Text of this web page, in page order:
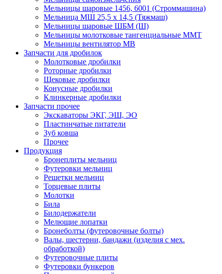
Мельницы шаровые 1456, 6001 (Строммашина)
Мельница МШ 25,5 х 14,5 (Тяжмаш)
Мельницы шаровые ШБМ (Ш)
Мельницы молотковые тангенциальные ММТ
Мельницы вентилятор МВ
Запчасти для дробилок
Молотковые дробилки
Роторные дробилки
Щековые дробилки
Конусные дробилки
Клинкерные дробилки
Запчасти прочее
Экскаваторы ЭКГ, ЭШ, ЭО
Пластинчатые питатели
Зуб ковша
Прочее
Продукция
Бронеплиты мельниц
Футеровки мельниц
Решетки мельниц
Торцевые плиты
Молотки
Била
Билодержатели
Мелющие лопатки
Бронеболты (футеровочные болты)
Валы, шестерни, бандажи (изделия с мех.
обработкой)
Футеровочные плиты
Футеровки бункеров